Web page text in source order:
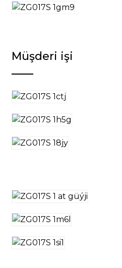
Müşderi işi